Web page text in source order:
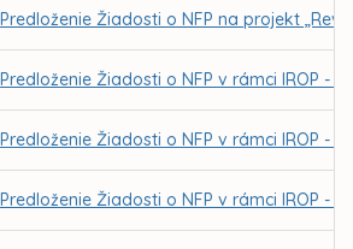
Predloženie Žiadosti o NFP na projekt
Predloženie Žiadosti o NFP v rámci IROP -
Predloženie Žiadosti o NFP v rámci IROP -
Predloženie Žiadosti o NFP v rámci IROP -